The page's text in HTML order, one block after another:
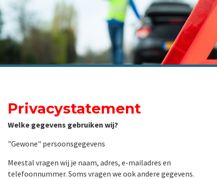
Privacystatement
Welke gegevens gebruiken wij?
"Gewone" persoonsgegevens
Meestal vragen wij je naam, adres, e-mailadres en
telefoonnummer. Soms vragen we ook andere gegevens.